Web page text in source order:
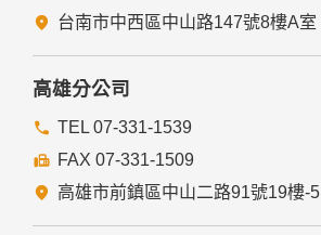
台南市中西區中山路147號8樓A室
高雄分公司
TEL 07-331-1539
FAX 07-331-1509
高雄市前鎮區中山二路91號19樓-5